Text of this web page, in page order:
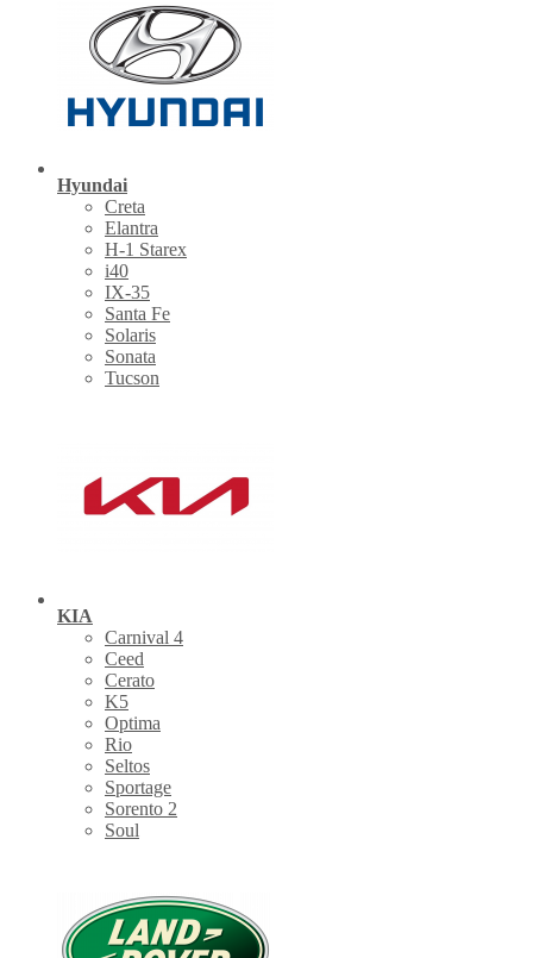
Hyundai
Creta
Elantra
H-1 Starex
i40
IX-35
Santa Fe
Solaris
Sonata
Tucson
KIA
Carnival 4
Ceed
Cerato
K5
Optima
Rio
Seltos
Sportage
Sorento 2
Soul